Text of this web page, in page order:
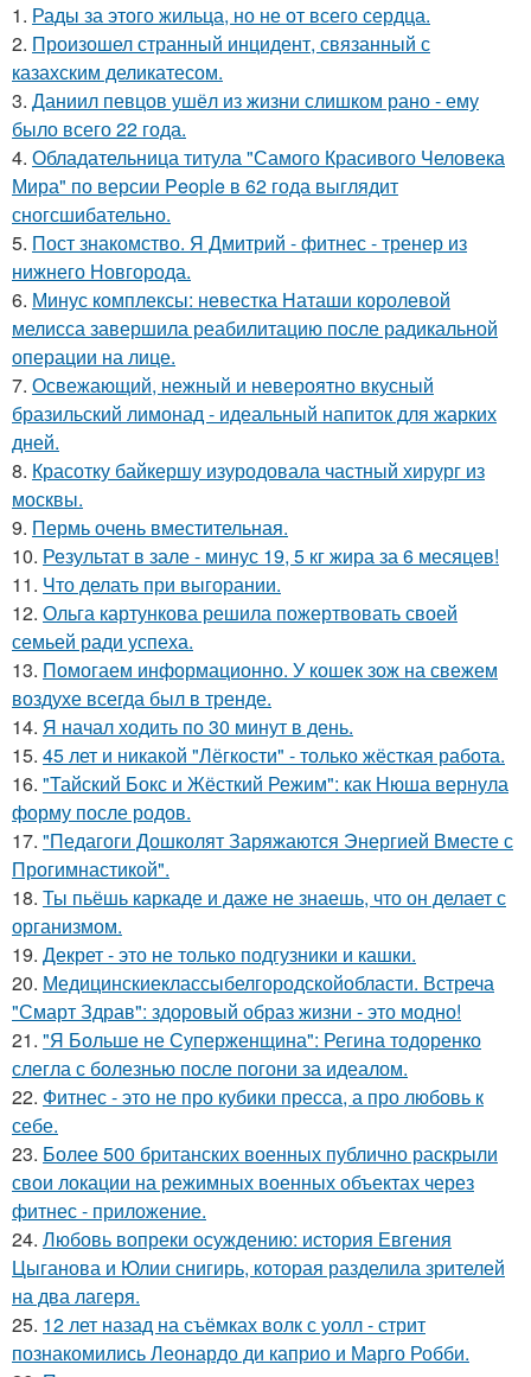
1. Рады за этого жильца, но не от всего сердца.
2. Произошел странный инцидент, связанный с
казахским деликатесом.
3. Даниил певцов ушёл из жизни слишком рано - ему
было всего 22 года.
4. Обладательница титула "Самого Красивого Человека
Мира" по версии People в 62 года выглядит
сногсшибательно.
5. Пост знакомство. Я Дмитрий - фитнес - тренер из
нижнего Новгорода.
6. Минус комплексы: невестка Наташи королевой
мелисса завершила реабилитацию после радикальной
операции на лице.
7. Освежающий, нежный и невероятно вкусный
бразильский лимонад - идеальный напиток для жарких
дней.
8. Красотку байкершу изуродовала частный хирург из
москвы.
9. Пермь очень вместительная.
10. Результат в зале - минус 19, 5 кг жира за 6 месяцев!
11. Что делать при выгорании.
12. Ольга картункова решила пожертвовать своей
семьей ради успеха.
13. Помогаем информационно. У кошек зож на свежем
воздухе всегда был в тренде.
14. Я начал ходить по 30 минут в день.
15. 45 лет и никакой "Лёгкости" - только жёсткая работа.
16. "Тайский Бокс и Жёсткий Режим": как Нюша вернула
форму после родов.
17. "Педагоги Дошколят Заряжаются Энергией Вместе с
Прогимнастикой".
18. Ты пьёшь каркаде и даже не знаешь, что он делает с
организмом.
19. Декрет - это не только подгузники и кашки.
20. Медицинскиеклассыбелгородскойобласти. Встреча
"Смарт Здрав": здоровый образ жизни - это модно!
21. "Я Больше не Суперженщина": Регина тодоренко
слегла с болезнью после погони за идеалом.
22. Фитнес - это не про кубики пресса, а про любовь к
себе.
23. Более 500 британских военных публично раскрыли
свои локации на режимных военных объектах через
фитнес - приложение.
24. Любовь вопреки осуждению: история Евгения
Цыганова и Юлии снигирь, которая разделила зрителей
на два лагеря.
25. 12 лет назад на съёмках волк с уолл - стрит
познакомились Леонардо ди каприо и Марго Робби.